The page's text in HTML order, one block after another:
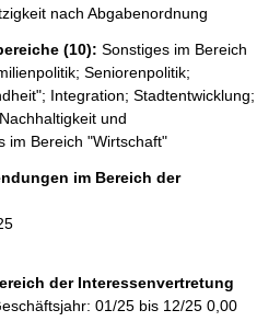
nach Abgabenordnung
(10): Sonstiges im Bereich
Seniorenpolitik;
Integration; Stadtentwicklung;
und
im Bereich "Wirtschaft"
im Bereich der
der Interessenvertretung
01/25 bis 12/25 0,00